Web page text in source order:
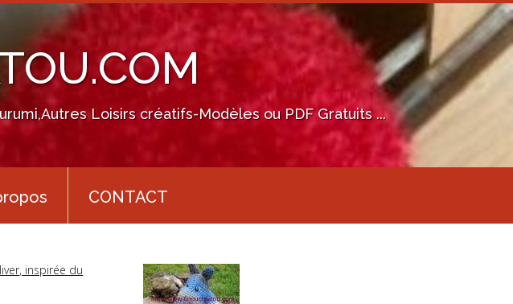
Loisirs créatifs-Modèles ou PDF Gratuits ...
CONTACT
inspirée du